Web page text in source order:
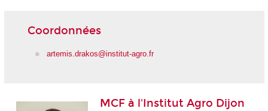
Coordonnées
artemis.drakos@institut-agro.fr
MCF à l'Institut Agro Dijon